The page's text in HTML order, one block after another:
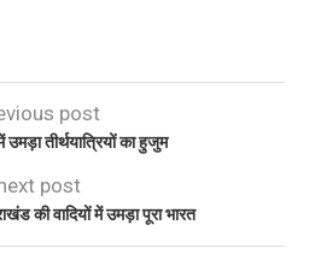
post
तीर्थयात्रियों का हुजुम
post
की वादियों में उमड़ा पूरा भारत